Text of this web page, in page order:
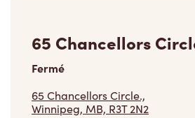
65 Chancellors
Fermé
65 Chancellors Circle.,
Winnipeg, MB, R3T 2N2